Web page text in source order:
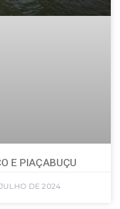
E PIAÇABUÇU
DE 2024